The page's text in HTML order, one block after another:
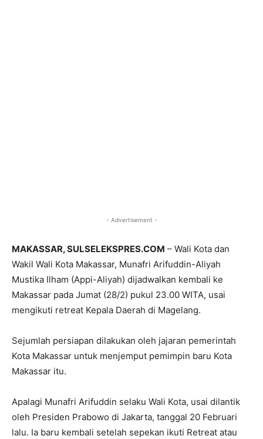
- Advertisement -
MAKASSAR, SULSELEKSPRES.COM – Wali Kota dan
Wakil Wali Kota Makassar, Munafri Arifuddin-Aliyah
Mustika Ilham (Appi-Aliyah) dijadwalkan kembali ke
Makassar pada Jumat (28/2) pukul 23.00 WITA, usai
mengikuti retreat Kepala Daerah di Magelang.
Sejumlah persiapan dilakukan oleh jajaran pemerintah
Kota Makassar untuk menjemput pemimpin baru Kota
Makassar itu.
Apalagi Munafri Arifuddin selaku Wali Kota, usai dilantik
oleh Presiden Prabowo di Jakarta, tanggal 20 Februari
lalu. Ia baru kembali setelah sepekan ikuti Retreat atau